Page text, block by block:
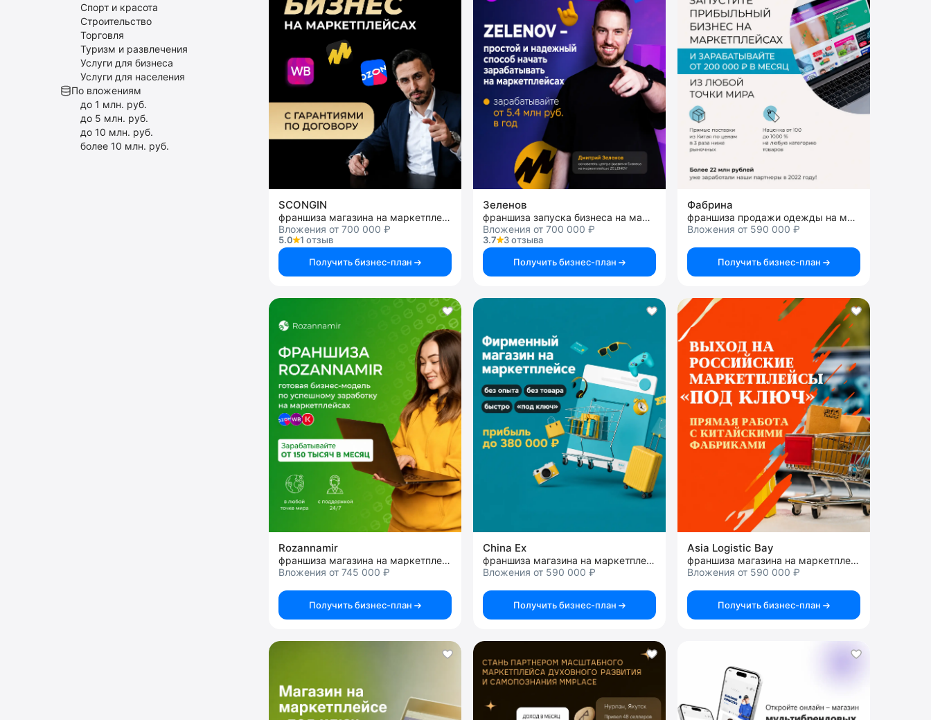
Спорт и красота
Строительство
Торговля
Туризм и развлечения
Услуги для бизнеса
Услуги для населения
По вложениям
до 1 млн. руб.
до 5 млн. руб.
до 10 млн. руб.
более 10 млн. руб.
SCONGIN
франшиза магазина на маркетплейсах
Вложения от 700 000 ₽
5.0
1 отзыв
Получить бизнес-план
Зеленов
франшиза запуска бизнеса на маркетплейсах
Вложения от 700 000 ₽
3.7
3 отзыва
Получить бизнес-план
Фабрина
франшиза продажи одежды на маркетплейсах
Вложения от 590 000 ₽
Получить бизнес-план
Rozannamir
франшиза магазина на маркетплейсах
Вложения от 745 000 ₽
Получить бизнес-план
China Ex
франшиза магазина на маркетплейсе
Вложения от 590 000 ₽
Получить бизнес-план
Asia Logistic Bay
франшиза магазина на маркетплейсе
Вложения от 590 000 ₽
Получить бизнес-план